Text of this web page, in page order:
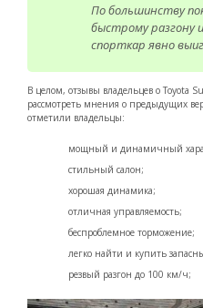
По большинству
быстрому разгону
спорткар явно
В целом, отзывы владельцев о Toyota
рассмотреть мнения о предыдущих
отметили владельцы:
мощный и динамичный
стильный салон;
хорошая динамика;
отличная управляемость;
беспроблемное торможение;
легко найти и купить
резвый разгон до 100 км/ч;